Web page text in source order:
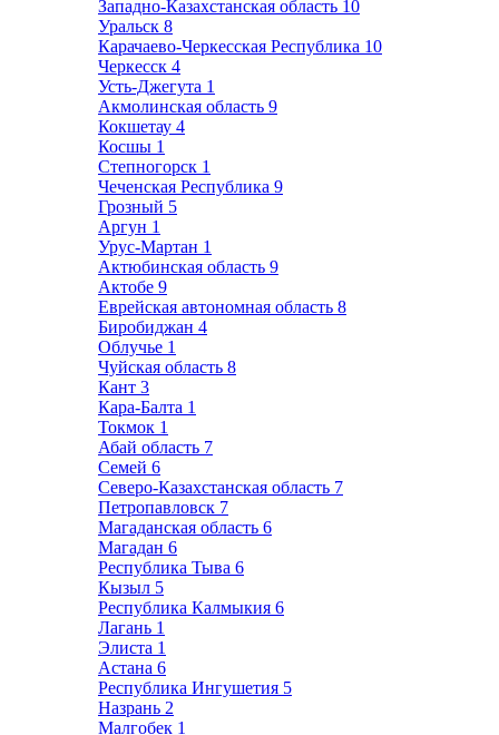
Западно-Казахстанская область 10
Уральск 8
Карачаево-Черкесская Республика 10
Черкесск 4
Усть-Джегута 1
Акмолинская область 9
Кокшетау 4
Косшы 1
Степногорск 1
Чеченская Республика 9
Грозный 5
Аргун 1
Урус-Мартан 1
Актюбинская область 9
Актобе 9
Еврейская автономная область 8
Биробиджан 4
Облучье 1
Чуйская область 8
Кант 3
Кара-Балта 1
Токмок 1
Абай область 7
Семей 6
Северо-Казахстанская область 7
Петропавловск 7
Магаданская область 6
Магадан 6
Республика Тыва 6
Кызыл 5
Республика Калмыкия 6
Лагань 1
Элиста 1
Астана 6
Республика Ингушетия 5
Назрань 2
Малгобек 1